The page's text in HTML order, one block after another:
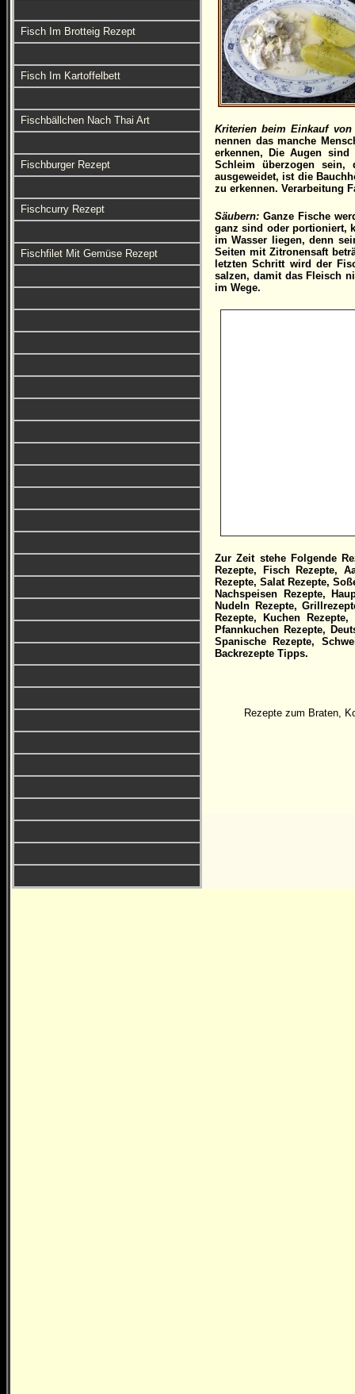
Fisch Im Brotteig Rezept
Fisch Im Kartoffelbett
Fischbällchen Nach Thai Art
Fischburger Rezept
Fischcurry Rezept
Fischfilet Mit Gemüse Rezept
Kriterien beim Einkauf
nennen das manche
erkennen, Die Augen
Schleim überzogen
ausgeweidet, ist die
zu erkennen. Verarbeitung
Säubern: Ganze Fische
ganz sind oder portioniert,
im Wasser liegen, denn
Seiten mit Zitronensaft
letzten Schritt wird der
salzen, damit das Fleisch
im Wege.
Zur Zeit stehe Folgende
Rezepte, Fisch Rezepte,
Rezepte, Salat Rezepte,
Nachspeisen Rezepte,
Nudeln Rezepte,
Rezepte, Kuchen
Pfannkuchen Rezepte,
Spanische Rezepte,
Backrezepte Tipps.
Rezepte zum Braten,